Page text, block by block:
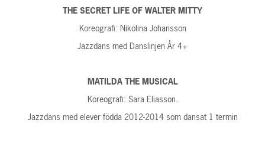
THE SECRET LIFE OF WALTER MITTY
Koreografi: Nikolina Johansson
Jazzdans med Danslinjen År 4+
MATILDA THE MUSICAL
Koreografi: Sara Eliasson.
Jazzdans med elever födda 2012-2014 som dansat 1 termin